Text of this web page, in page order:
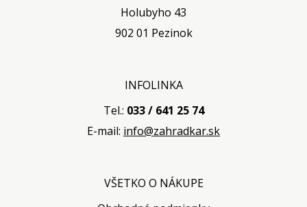
Holubyho 43
902 01 Pezinok
INFOLINKA
Tel.: 033 / 641 25 74
E-mail: info@zahradkar.sk
VŠETKO O NÁKUPE